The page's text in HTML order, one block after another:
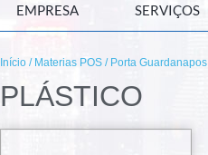
EMPRESA SERVIÇOS
Início / Materias POS / Porta Guardanapos
PLÁSTICO